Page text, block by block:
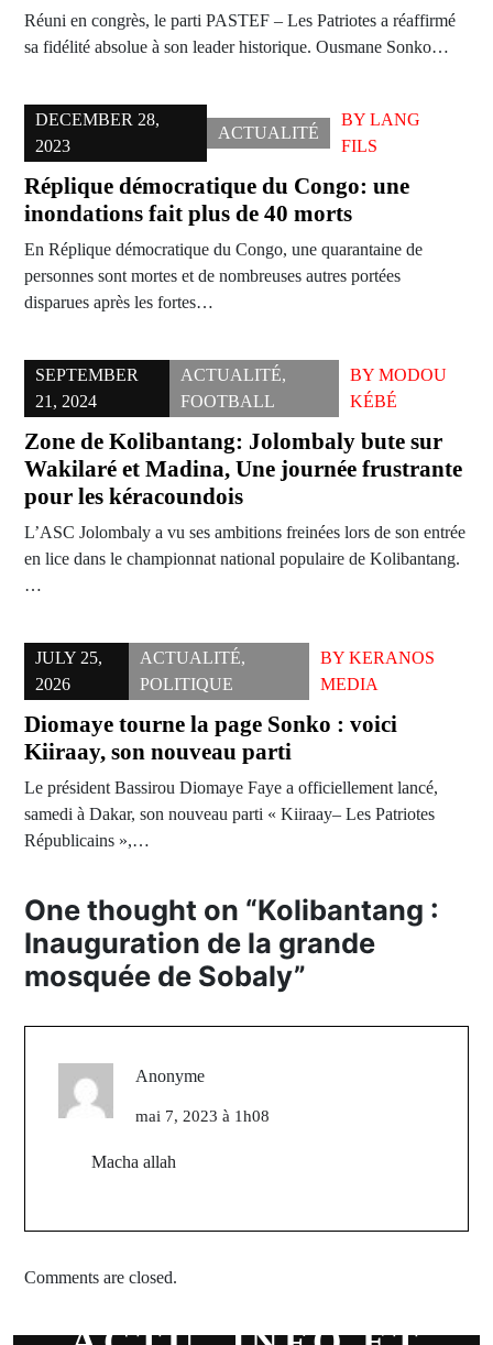
Réuni en congrès, le parti PASTEF – Les Patriotes a réaffirmé
sa fidélité absolue à son leader historique. Ousmane Sonko…
DECEMBER 28,
2023
ACTUALITÉ
BY LANG
FILS
Réplique démocratique du Congo: une
inondations fait plus de 40 morts
En Réplique démocratique du Congo, une quarantaine de
personnes sont mortes et de nombreuses autres portées
disparues après les fortes…
SEPTEMBER
21, 2024
ACTUALITÉ,
FOOTBALL
BYMODOU
KÉBÉ
Zone de Kolibantang: Jolombaly bute sur
Wakilaré et Madina, Une journée frustrante
pour les kéracoundois
L’ASC Jolombaly a vu ses ambitions freinées lors de son entrée
en lice dans le championnat national populaire de Kolibantang.
…
JULY 25,
2026
ACTUALITÉ,
POLITIQUE
BY KERANOS
MEDIA
Diomaye tourne la page Sonko : voici
Kiiraay, son nouveau parti
Le président Bassirou Diomaye Faye a officiellement lancé,
samedi à Dakar, son nouveau parti « Kiiraay– Les Patriotes
Républicains »,…
One thought on “Kolibantang :
Inauguration de la grande
mosquée de Sobaly”
Anonyme
mai 7, 2023 à 1h08
Macha allah
Comments are closed.